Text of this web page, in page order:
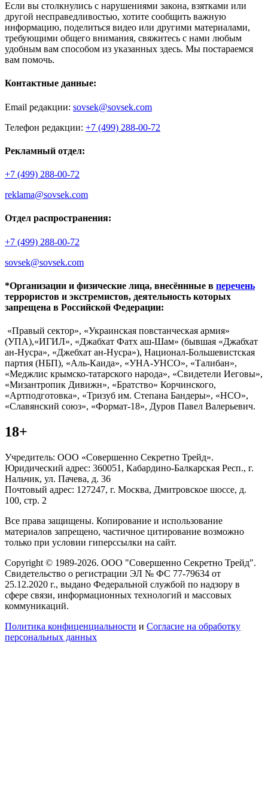
Если вы столкнулись с нарушениями закона, взятками или
другой несправедливостью, хотите сообщить важную
информацию, поделиться видео или другими материалами,
требующими общего внимания, свяжитесь с нами любым
удобным вам способом из указанных здесь. Мы постараемся
вам помочь.
Контактные данные:
Email редакции: sovsek@sovsek.com
Телефон редакции: +7 (499) 288-00-72
Рекламный отдел:
+7 (499) 288-00-72
reklama@sovsek.com
Отдел распространения:
+7 (499) 288-00-72
sovsek@sovsek.com
*Организации и физические лица, внесённные в перечень
террористов и экстремистов, деятельность которых
запрещена в Российской Федерации:
«Правый сектор», «Украинская повстанческая армия»
(УПА),«ИГИЛ», «Джабхат Фатх аш-Шам» (бывшая «Джабхат
ан-Нусра», «Джебхат ан-Нусра»), Национал-Большевистская
партия (НБП), «Аль-Каида», «УНА-УНСО», «Талибан»,
«Меджлис крымско-татарского народа», «Свидетели Иеговы»,
«Мизантропик Дивижн», «Братство» Корчинского,
«Артподготовка», «Тризуб им. Степана Бандеры», «НСО»,
«Славянский союз», «Формат-18», Дуров Павел Валерьевич.
18+
Учредитель: ООО «Совершенно Секретно Трейд».
Юридический адрес: 360051, Кабардино-Балкарская Респ., г.
Нальчик, ул. Пачева, д. 36
Почтовый адрес: 127247, г. Москва, Дмитровское шоссе, д.
100, стр. 2
Все права защищены. Копирование и использование
материалов запрещено, частичное цитирование возможно
только при условии гиперссылки на сайт.
Copyright © 1989-2026. ООО "Совершенно Секретно Трейд".
Свидетельство о регистрации ЭЛ № ФС 77-79634 от
25.12.2020 г., выдано Федеральной службой по надзору в
сфере связи, информационных технологий и массовых
коммуникаций.
Политика конфиценциальности и Согласие на обработку
персональных данных